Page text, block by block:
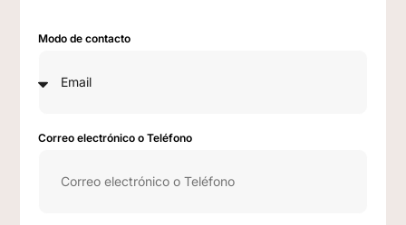
Modo de contacto
Correo electrónico o Teléfono